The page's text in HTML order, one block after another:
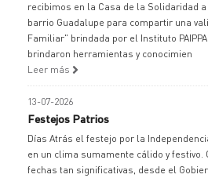
recibimos en la Casa de la Solidaridad
barrio Guadalupe para compartir una
Familiar" brindada por el Instituto
brindaron herramientas y conocimien
Leer más
13-07-2026
Festejos Patrios
Días Atrás el festejo por la
en un clima sumamente cálido y festivo.
fechas tan significativas, desde el